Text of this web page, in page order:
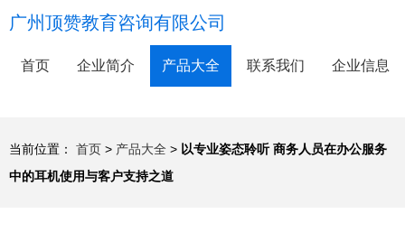
广州顶赞教育咨询有限公司
首页 企业简介 产品大全 联系我们 企业信息
当前位置： 首页 > 产品大全 > 以专业姿态聆听 商务人员在办公服务
中的耳机使用与客户支持之道